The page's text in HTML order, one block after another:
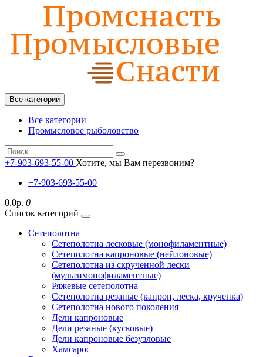
Все категории
Все категории
Промысловое рыболовство
+7-903-693-55-00 Хотите, мы Вам перезвоним?
+7-903-693-55-00
0.0р. 0
Список категорий
Сетеполотна
Сетеполотна лесковые (монофиламентные)
Сетеполотна капроновые (нейлоновые)
Сетеполотна из скрученной лески
(мультимонофиламентные)
Ряжевые сетеполотна
Сетеполотна резаные (капрон, леска, крученка)
Сетеполотна нового поколения
Дели капроновые
Дели резаные (кусковые)
Дели капроновые безузловые
Хамсарос